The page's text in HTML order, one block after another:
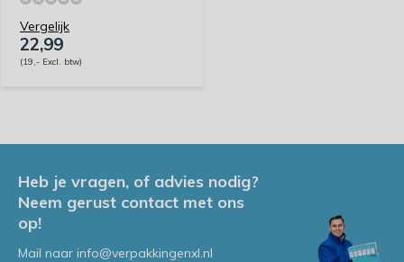
Vergelijk
22,99
(19,- Excl. btw)
Heb je vragen, of advies nodig?
Neem gerust contact met ons
op!
Mail naar info@verpakkingenxl.nl